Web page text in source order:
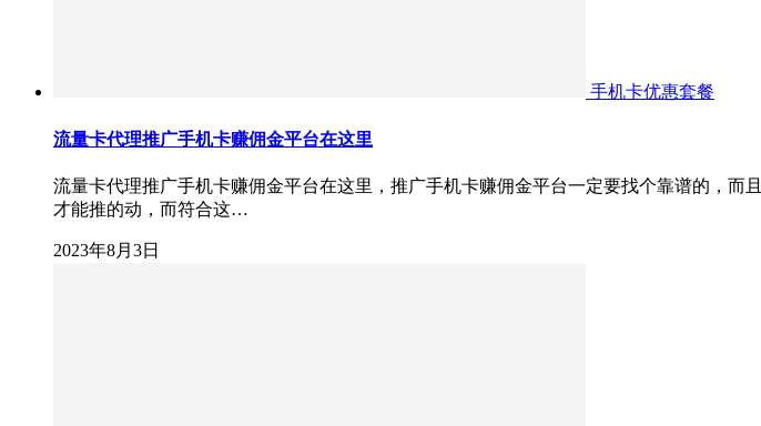
手机卡优惠套餐
流量卡代理推广手机卡赚佣金平台在这里
流量卡代理推广手机卡赚佣金平台在这里，推广手机卡赚佣金平台一定要找个靠谱的，
才能推的动，而符合这…
2023年8月3日